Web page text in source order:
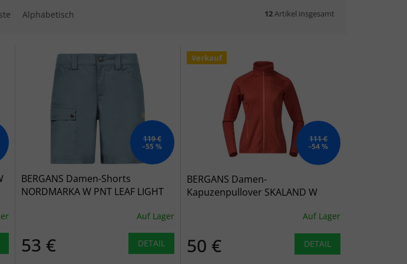
Alphabetisch 12Artikel insgesamt
119 €
–55 %
BERGANS Damen-Shorts
NORDMARKA W PNT LEAF LIGHT
Auf Lager
53 € DETAIL
Verkauf
111 €
–54 %
BERGANS Damen-
Kapuzenpullover SKALAND W
Auf Lager
50 € DETAIL